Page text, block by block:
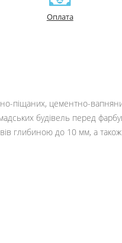
Оплата
піщаних, цементно-
будівель перед
глибиною до 10 мм, а